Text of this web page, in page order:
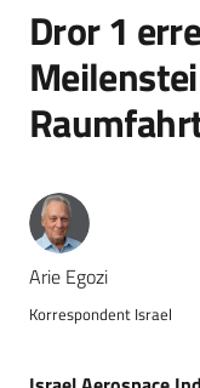
Dror 1
Arie Egozi
Korrespondent Israel